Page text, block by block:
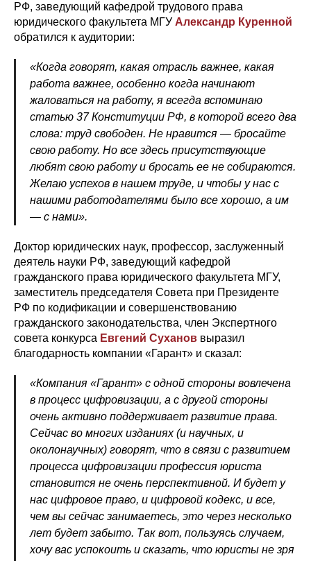
РФ, заведующий кафедрой трудового права
юридического факультета МГУ Александр Куренной
обратился к аудитории:
«Когда говорят, какая отрасль важнее, какая
работа важнее, особенно когда начинают
жаловаться на работу, я всегда вспоминаю
статью 37 Конституции РФ, в которой всего два
слова: труд свободен. Не нравится — бросайте
свою работу. Но все здесь присутствующие
любят свою работу и бросать ее не собираются.
Желаю успехов в нашем труде, и чтобы у нас с
нашими работодателями было все хорошо, а им
— с нами».
Доктор юридических наук, профессор, заслуженный
деятель науки РФ, заведующий кафедрой
гражданского права юридического факультета МГУ,
заместитель председателя Совета при Президенте
РФ по кодификации и совершенствованию
гражданского законодательства, член Экспертного
совета конкурса Евгений Суханов выразил
благодарность компании «Гарант» и сказал:
«Компания «Гарант» с одной стороны вовлечена
в процесс цифровизации, а с другой стороны
очень активно поддерживает развитие права.
Сейчас во многих изданиях (и научных, и
околонаучных) говорят, что в связи с развитием
процесса цифровизации профессия юриста
становится не очень перспективной. И будет у
нас цифровое право, и цифровой кодекс, и все,
чем вы сейчас занимаетесь, это через несколько
лет будет забыто. Так вот, пользуясь случаем,
хочу вас успокоить и сказать, что юристы не зря